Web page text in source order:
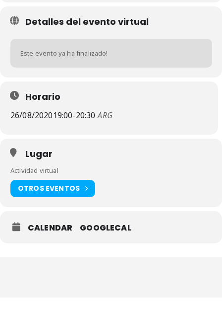
Detalles del evento virtual
Este evento ya ha finalizado!
Horario
26/08/202019:00-20:30 ARG
Lugar
Actividad virtual
OTROS EVENTOS
CALENDAR GOOGLECAL